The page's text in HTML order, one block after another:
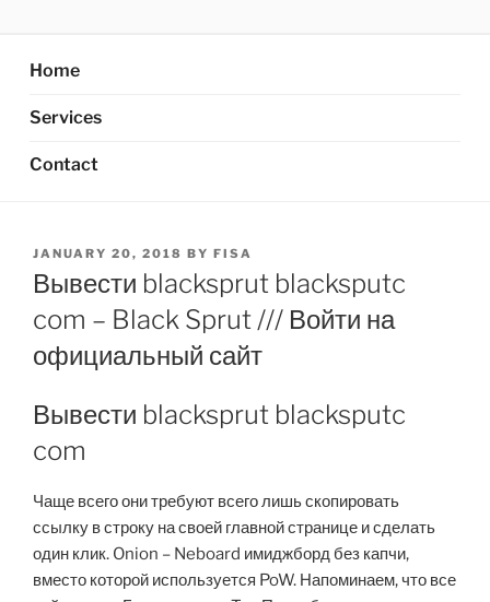
content
Home
Services
Contact
POSTED
ON
JANUARY 20, 2018 BY FISA
Вывести blacksprut blacksputc
com – Black Sprut /// Войти на
официальный сайт
Вывести blacksprut blacksputc
com
Чаще всего они требуют всего лишь скопировать
ссылку в строку на своей главной странице и сделать
один клик. Onion – Neboard имиджборд без капчи,
вместо которой используется PoW. Напоминаем, что все